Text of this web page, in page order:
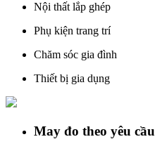
Nội thất lắp ghép
Phụ kiện trang trí
Chăm sóc gia đình
Thiết bị gia dụng
May đo theo yêu cầu